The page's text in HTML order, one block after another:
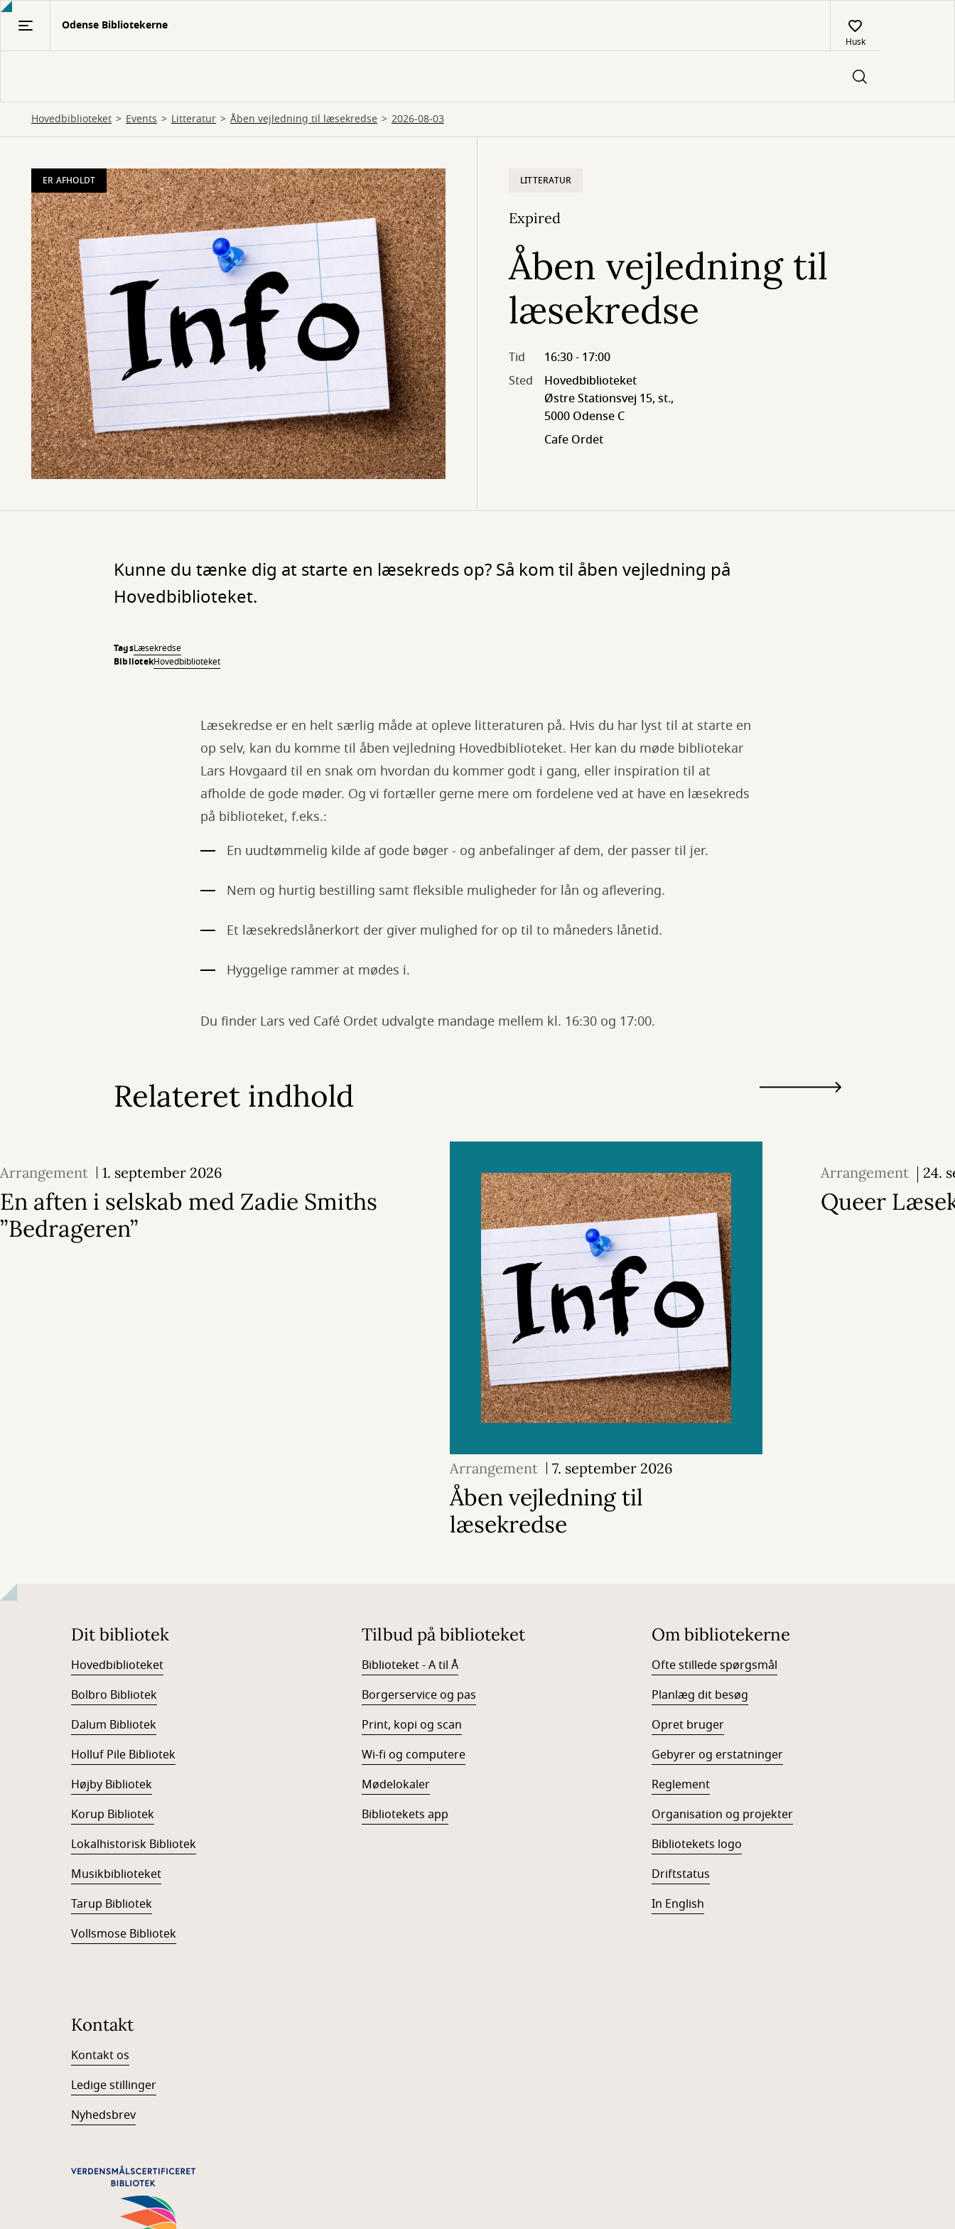
Gå
Odense Bibliotekerne
Husk
Hovedbiblioteket Events Litteratur Åben vejledning til læsekredse 2026-08-03
ER AFHOLDT LITTERATUR
Expired
Åben vejledning til
læsekredse
Tid
16:30 - 17:00
Sted
Hovedbiblioteket
Østre Stationsvej 15, st.,
5000 Odense C
Cafe Ordet
Kunne du tænke dig at starte en læsekreds op? Så kom til åben vejledning på
Hovedbiblioteket.
TagsLæsekredse
BibliotekHovedbiblioteket
Læsekredse er en helt særlig måde at opleve litteraturen på. Hvis du har lyst til at starte en
op selv, kan du komme til åben vejledning Hovedbiblioteket. Her kan du møde bibliotekar
Lars Hovgaard til en snak om hvordan du kommer godt i gang, eller inspiration til at
afholde de gode møder. Og vi fortæller gerne mere om fordelene ved at have en læsekreds
på biblioteket, f.eks.:
En uudtømmelig kilde af gode bøger - og anbefalinger af dem, der passer til jer.
Nem og hurtig bestilling samt fleksible muligheder for lån og aflevering.
Et læsekredslånerkort der giver mulighed for op til to måneders lånetid.
Hyggelige rammer at mødes i.
Du finder Lars ved Café Ordet udvalgte mandage mellem kl. 16:30 og 17:00.
Relateret indhold
Arrangement 1. september 2026
En aften i selskab med Zadie Smiths
”Bedrageren”
Arrangement 7. september 2026
Åben vejledning til
læsekredse
Arrangement
24.
2026
Queer
Dit bibliotek
Hovedbiblioteket
Bolbro Bibliotek
Dalum Bibliotek
Holluf Pile Bibliotek
Højby Bibliotek
Korup Bibliotek
Lokalhistorisk Bibliotek
Musikbiblioteket
Tarup Bibliotek
Vollsmose Bibliotek
Tilbud på biblioteket
Biblioteket - A til Å
Borgerservice og pas
Print, kopi og scan
Wi-fi og computere
Mødelokaler
Bibliotekets app
Om bibliotekerne
Ofte stillede spørgsmål
Planlæg dit besøg
Opret bruger
Gebyrer og erstatninger
Reglement
Organisation og projekter
Bibliotekets logo
Driftstatus
In English
Kontakt
Kontakt os
Ledige stillinger
Nyhedsbrev